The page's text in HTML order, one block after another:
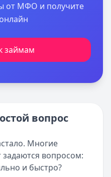
от МФО и получите
займам
вопрос
Многие
вопросом:
и быстро?